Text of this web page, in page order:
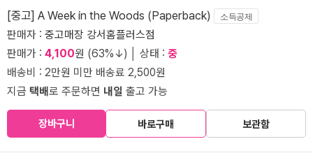
[중고] A Week in the Woods (Paperback) 소득공제
판매자 : 중고매장 강서홈플러스점
판매가 : 4,100원 (63%↓) │ 상태 : 중
배송비 : 2만원 미만 배송료 2,500원
지금 택배로 주문하면 내일 출고 가능
장바구니 바로구매 보관함